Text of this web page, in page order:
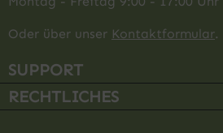
Oder über unser Kontaktformular.
SUPPORT
RECHTLICHES